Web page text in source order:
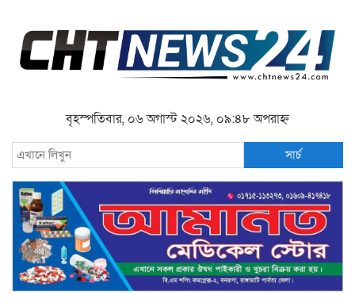
বৃহস্পতিবার, ০৬ অগাস্ট ২০২৬, ০৯:৪৮ অপরাহ্ন
সার্চ